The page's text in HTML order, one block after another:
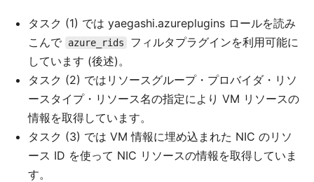
タスク (1) では yaegashi.azureplugins ロールを読み
こんで
azure_rids
フィルタプラグインを利用可能に
しています (後述)。
タスク (2) ではリソースグループ・プロバイダ・リソ
ースタイプ・リソース名の指定により VM リソースの
情報を取得しています。
タスク (3) では VM 情報に埋め込まれた NIC のリソ
ース ID を使って NIC リソースの情報を取得していま
す。